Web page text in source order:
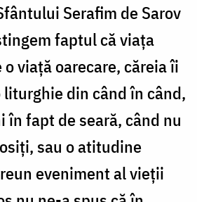
Serafim de Sarov
faptul că viaţa
viaţă oarecare, căreia îi
liturghie din când în când,
în fapt de seară, când nu
sau o atitudine
eveniment al vieţii